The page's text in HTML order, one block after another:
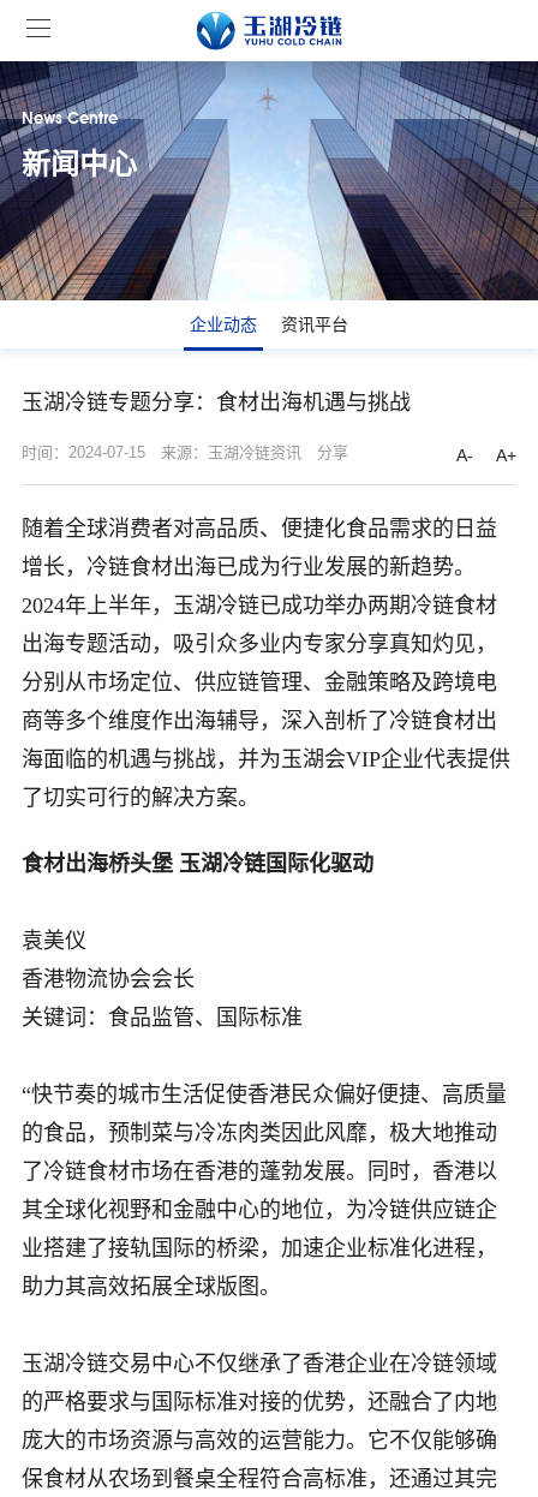
News Centre
新闻中心
企业动态 资讯平台
玉湖冷链专题分享：食材出海机遇与挑战
时间：2024-07-15 来源：玉湖冷链资讯 分享 A- A+
随着全球消费者对高品质、便捷化食品需求的日益
增长，冷链食材出海已成为行业发展的新趋势。
2024年上半年，玉湖冷链已成功举办两期冷链食材
出海专题活动，吸引众多业内专家分享真知灼见，
分别从市场定位、供应链管理、金融策略及跨境电
商等多个维度作出海辅导，深入剖析了冷链食材出
海面临的机遇与挑战，并为玉湖会VIP企业代表提供
了切实可行的解决方案。
食材出海桥头堡 玉湖冷链国际化驱动
袁美仪
香港物流协会会长
关键词：食品监管、国际标准
“快节奏的城市生活促使香港民众偏好便捷、高质量
的食品，预制菜与冷冻肉类因此风靡，极大地推动
了冷链食材市场在香港的蓬勃发展。同时，香港以
其全球化视野和金融中心的地位，为冷链供应链企
业搭建了接轨国际的桥梁，加速企业标准化进程，
助力其高效拓展全球版图。
玉湖冷链交易中心不仅继承了香港企业在冷链领域
的严格要求与国际标准对接的优势，还融合了内地
庞大的市场资源与高效的运营能力。它不仅能够确
保食材从农场到餐桌全程符合高标准，还通过其完